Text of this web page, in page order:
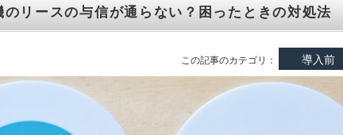
のリースの与信が通らない？困ったときの対処法
この記事のカテゴリ： 導入前